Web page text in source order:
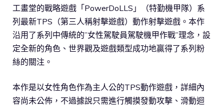
工畫堂的戰略遊戲「PowerDoLLS」（特勤機甲隊）系
列最新TPS（第三人稱射擊遊戲）動作射擊遊戲。本作
沿用了系列中傳統的”女性駕駛員駕駛機甲作戰”理念，設
定全新的角色、世界觀及遊戲類型成功地贏得了系列粉
絲的關注。
本作是以女性角色作為主人公的TPS動作遊戲，詳細內
容尚未公佈，不過據說只需進行觸摸發動攻擊、滑動迴